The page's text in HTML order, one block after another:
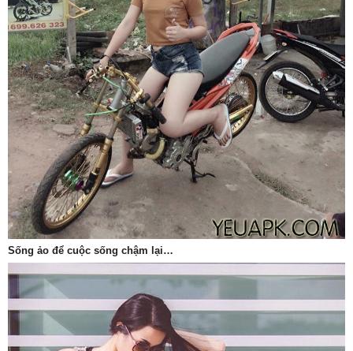
Sống ảo để cuộc sống chậm lại…